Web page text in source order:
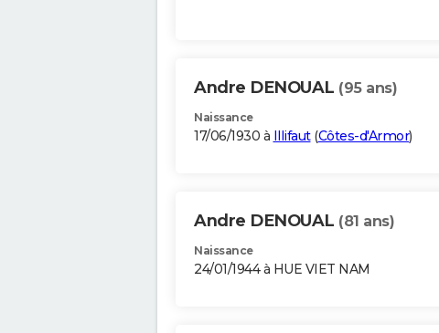
Andre DENOUAL (95 ans)
Naissance
17/06/1930 à Illifaut(Côtes-d'Armor)
Andre DENOUAL (81 ans)
Naissance
24/01/1944 à HUE VIET NAM